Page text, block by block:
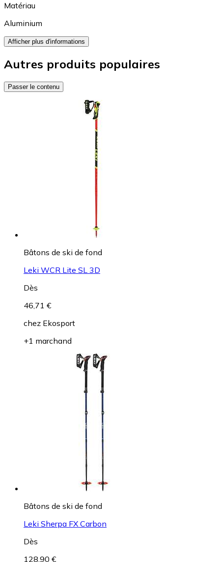
Matériau
Aluminium
Afficher plus d'informations
Autres produits populaires
Passer le contenu
Bâtons de ski de fond
Leki WCR Lite SL 3D
Dès
46,71 €
chez Ekosport
+1 marchand
Bâtons de ski de fond
Leki Sherpa FX Carbon
Dès
128,90 €